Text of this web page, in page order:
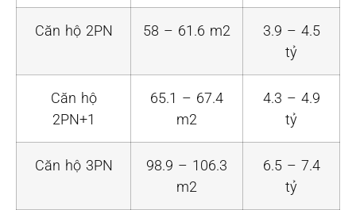
Căn hộ 2PN 58 – 61.6 m2
3.9 – 4.5
tỷ
Căn hộ
2PN+1
65.1 – 67.4
m2
4.3 – 4.9
tỷ
Căn hộ 3PN
98.9 – 106.3
m2
6.5 – 7.4
tỷ